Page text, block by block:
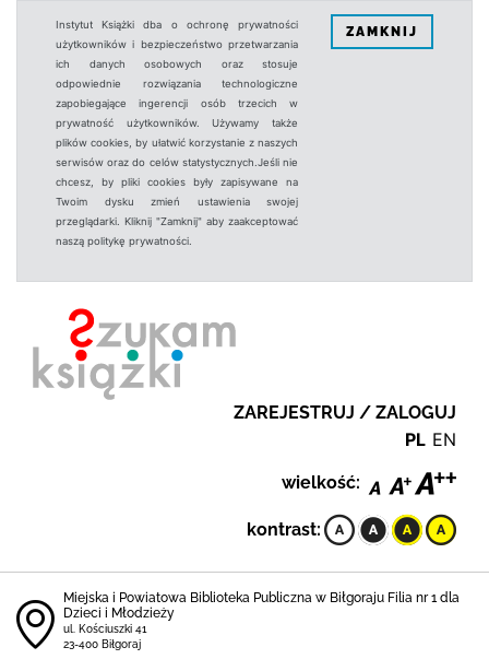
Instytut Książki dba o ochronę prywatności
użytkowników i bezpieczeństwo przetwarzania
ich danych osobowych oraz stosuje
odpowiednie rozwiązania technologiczne
zapobiegające ingerencji osób trzecich w
prywatność użytkowników. Używamy także
plików cookies, by ułatwić korzystanie z naszych
serwisów oraz do celów statystycznych.Jeśli nie
chcesz, by pliki cookies były zapisywane na
Twoim dysku zmień ustawienia swojej
przeglądarki. Kliknij "Zamknij" aby zaakceptować
naszą politykę prywatności.
ZAMKNIJ
ZAREJESTRUJ / ZALOGUJ
PL EN
wielkość:
kontrast:
Miejska i Powiatowa Biblioteka Publiczna w Biłgoraju Filia nr 1 dla
Dzieci i Młodzieży
ul. Kościuszki 41
23-400 Biłgoraj